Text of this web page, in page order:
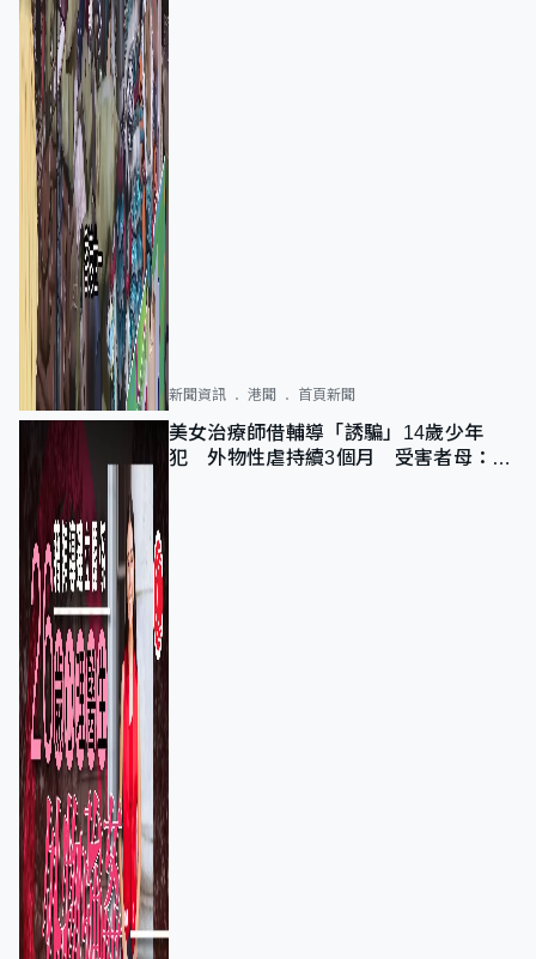
新聞資訊 港聞 首頁新聞
美女治療師借輔導「誘騙」14歲少年
犯 外物性虐持續3個月 受害者母：要